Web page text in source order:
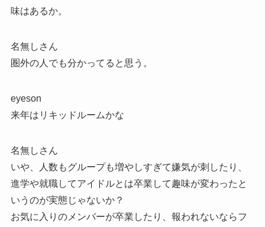
味はあるか。
名無しさん
圏外の人でも分かってると思う。
eyeson
来年はリキッドルームかな
名無しさん
いや、人数もグループも増やしすぎて嫌気が刺したり、
進学や就職してアイドルとは卒業して趣味が変わったと
いうのが実態じゃないか？
お気に入りのメンバーが卒業したり、報われないならフ